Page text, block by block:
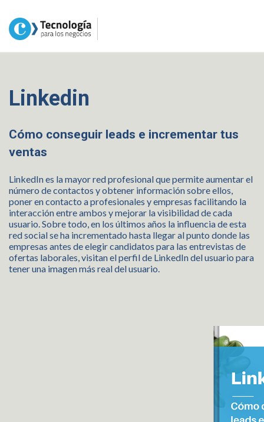
Linkedin
Cómo conseguir leads e incrementar tus
ventas
LinkedIn es la mayor red profesional que permite aumentar el
número de contactos y obtener información sobre ellos,
poner en contacto a profesionales y empresas facilitando la
interacción entre ambos y mejorar la visibilidad de cada
usuario. Sobre todo, en los últimos años la influencia de esta
red social se ha incrementado hasta llegar al punto donde las
empresas antes de elegir candidatos para las entrevistas de
ofertas laborales, visitan el perfil de LinkedIn del usuario para
tener una imagen más real del usuario.